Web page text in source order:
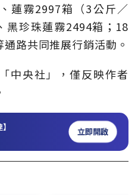
蓮霧2997箱（3公斤／
黑珍珠蓮霧2494箱；18
路共同推展行銷活動。
中央社」，僅反映作者
立即開啟